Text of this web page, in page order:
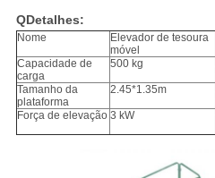
QDetalhes:
Nome
Elevador de tesoura
móvel
Capacidade de
carga
500 kg
Tamanho da
plataforma
2.45*1.35m
Força de elevação 3 kW